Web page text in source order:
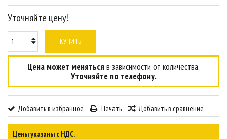
Уточняйте цену!
КУПИТЬ
Цена может меняться в зависимости от количества.
Уточняйте по телефону.
Добавить в избранное Печать Добавить в сравнение
Цены указаны с НДС.